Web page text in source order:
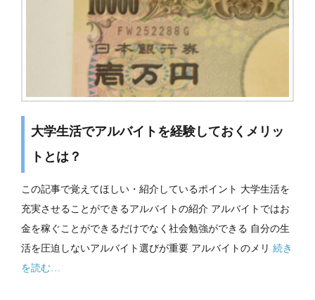
大学生活でアルバイトを経験しておくメリッ
トとは？
この記事で覚えてほしい・紹介しているポイント 大学生活を
充実させることができるアルバイトの紹介 アルバイトではお
金を稼ぐことができるだけでなく社会勉強ができる 自分の生
活を圧迫しないアルバイト選びが重要 アルバイトのメリ 続き
を読む…